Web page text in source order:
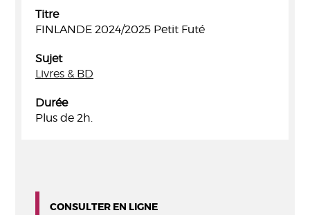
Titre
FINLANDE 2024/2025 Petit Futé
Sujet
Livres & BD
Durée
Plus de 2h.
CONSULTER EN LIGNE